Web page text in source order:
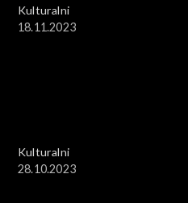
Kulturalni
18.11.2023
Kulturalni
28.10.2023